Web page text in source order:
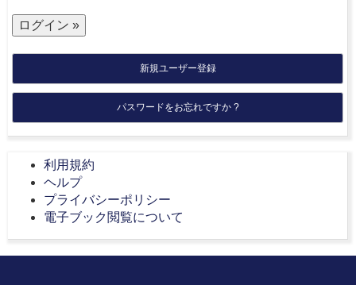
新規ユーザー登録
パスワードをお忘れですか ?
利用規約
ヘルプ
プライバシーポリシー
電子ブック閲覧について